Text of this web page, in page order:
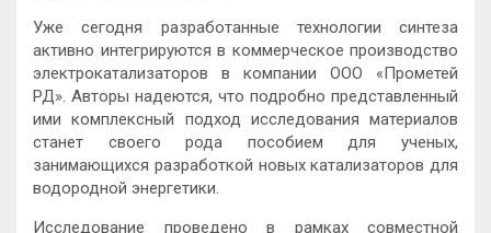
Уже сегодня разработанные технологии синтеза
активно интегрируются в коммерческое производство
электрокатализаторов в компании ООО «Прометей
РД». Авторы надеются, что подробно представленный
ими комплексный подход исследования материалов
станет своего рода пособием для ученых,
занимающихся разработкой новых катализаторов для
водородной энергетики.
Исследование проведено в рамках совместной